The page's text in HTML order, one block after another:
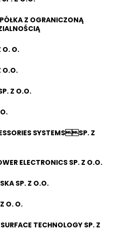
Z OGRANICZONĄ
O. O.
O.O.
Z O.O.
SYSTEMSSP. Z
ELECTRONICS SP. Z O.O.
SP. Z O.O.
O. O.
TECHNOLOGY SP. Z